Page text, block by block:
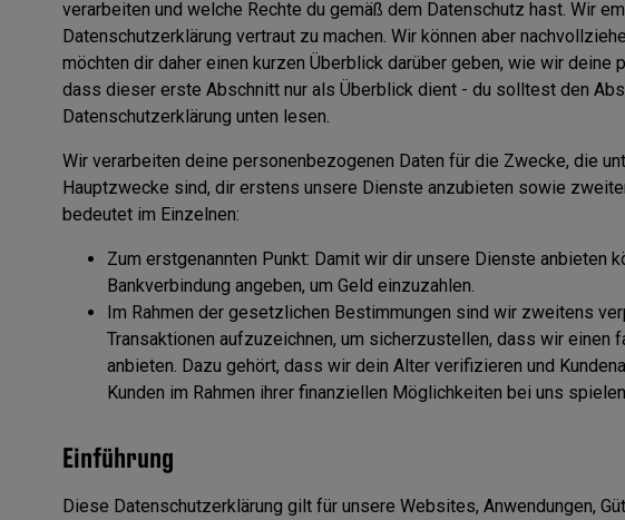
verarbeiten und welche Rechte du gemäß dem Datenschutz hast. Wir
Datenschutzerklärung vertraut zu machen. Wir können aber
möchten dir daher einen kurzen Überblick darüber geben, wie wir
dass dieser erste Abschnitt nur als Überblick dient - du solltest den
Datenschutzerklärung unten lesen.
Wir verarbeiten deine personenbezogenen Daten für die Zwecke, die
Hauptzwecke sind, dir erstens unsere Dienste anzubieten sowie
bedeutet im Einzelnen:
Zum erstgenannten Punkt: Damit wir dir unsere Dienste anbieten
Bankverbindung angeben, um Geld einzuzahlen.
Im Rahmen der gesetzlichen Bestimmungen sind wir zweitens
Transaktionen aufzuzeichnen, um sicherzustellen, dass wir
anbieten. Dazu gehört, dass wir dein Alter verifizieren und
Kunden im Rahmen ihrer finanziellen Möglichkeiten bei uns spielen.
Einführung
Diese Datenschutzerklärung gilt für unsere Websites, Anwendungen,